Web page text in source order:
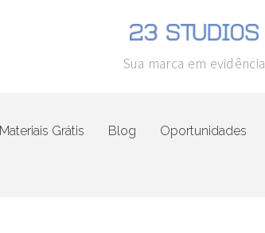
Sua marca em evidência
Materiais Grátis Blog Oportunidades